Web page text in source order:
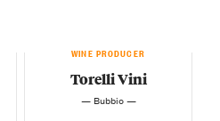
WINE PRODUCER
Torelli Vini
— Bubbio —